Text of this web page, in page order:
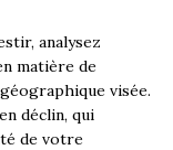
analysez
matière de
visée.
déclin, qui
de votre